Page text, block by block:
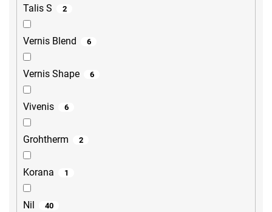
Talis S 2
Vernis Blend 6
Vernis Shape 6
Vivenis 6
Grohtherm 2
Korana 1
Nil 40